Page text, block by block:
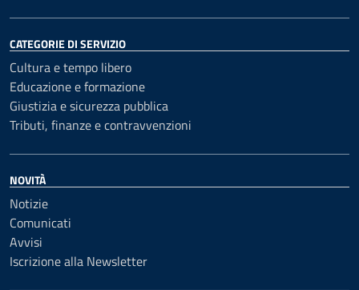
CATEGORIE DI SERVIZIO
Cultura e tempo libero
Educazione e formazione
Giustizia e sicurezza pubblica
Tributi, finanze e contravvenzioni
NOVITÀ
Notizie
Comunicati
Avvisi
Iscrizione alla Newsletter